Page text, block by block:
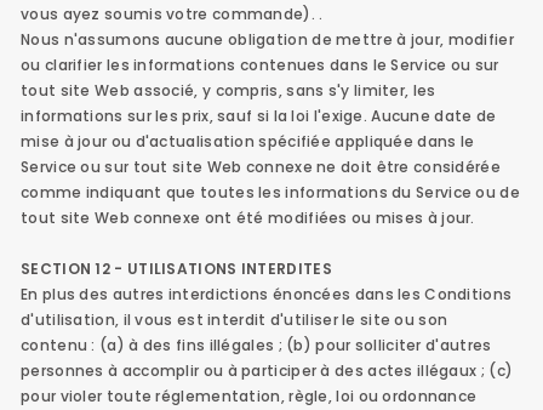
vous ayez soumis votre commande). .
Nous n'assumons aucune obligation de mettre à jour, modifier
ou clarifier les informations contenues dans le Service ou sur
tout site Web associé, y compris, sans s'y limiter, les
informations sur les prix, sauf si la loi l'exige. Aucune date de
mise à jour ou d'actualisation spécifiée appliquée dans le
Service ou sur tout site Web connexe ne doit être considérée
comme indiquant que toutes les informations du Service ou de
tout site Web connexe ont été modifiées ou mises à jour.
SECTION 12 - UTILISATIONS INTERDITES
En plus des autres interdictions énoncées dans les Conditions
d'utilisation, il vous est interdit d'utiliser le site ou son
contenu : (a) à des fins illégales ; (b) pour solliciter d'autres
personnes à accomplir ou à participer à des actes illégaux ; (c)
pour violer toute réglementation, règle, loi ou ordonnance